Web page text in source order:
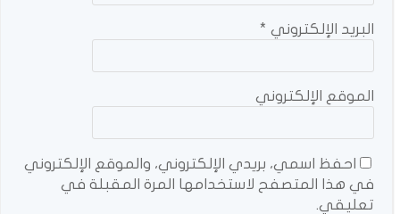
البريد الإلكتروني *
الموقع الإلكتروني
احفظ اسمي، بريدي الإلكتروني، والموقع الإلكتروني
في هذا المتصفح لاستخدامها المرة المقبلة في
تعليقي.